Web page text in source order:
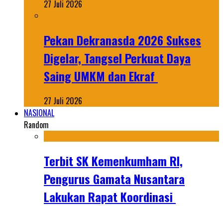
27 Juli 2026
Pekan Dekranasda 2026 Sukses
Digelar, Tangsel Perkuat Daya
Saing UMKM dan Ekraf
27 Juli 2026
NASIONAL
Random
Terbit SK Kemenkumham RI,
Pengurus Gamata Nusantara
Lakukan Rapat Koordinasi